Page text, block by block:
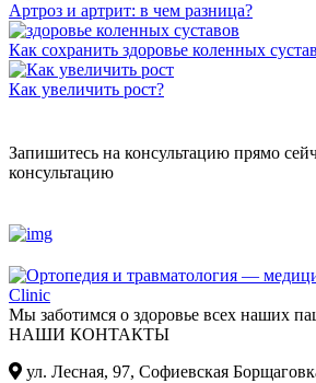
Артроз и артрит: в чем разница?
Как сохранить здоровье коленных
Как увеличить рост?
Запишитесь на консультацию прямо
консультацию
Мы заботимся о здоровье всех наших
НАШИ КОНТАКТЫ
ул. Лесная, 97, Cофиевская